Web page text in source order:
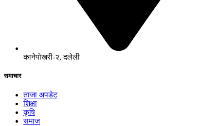
कानेपोखरी-२, दलेली
समाचार
ताजा अपडेट
शिक्षा
कृषि
समाज